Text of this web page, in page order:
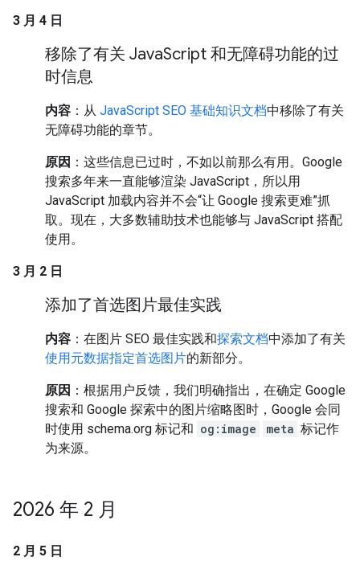
3 月 4 日
移除了有关 JavaScript 和无障碍功能的过
时信息
内容 ：从 JavaScript SEO 基础知识文档中移除了有关
无障碍功能的章节。
原因 ：这些信息已过时，不如以前那么有用。Google
搜索多年来一直能够渲染 JavaScript，所以用
JavaScript 加载内容并不会“让 Google 搜索更难”抓
取。现在，大多数辅助技术也能够与 JavaScript 搭配
使用。
3 月 2 日
添加了首选图片最佳实践
内容 ：在图片 SEO 最佳实践和探索文档中添加了有关
使用元数据指定首选图片的新部分。
原因 ：根据用户反馈，我们明确指出，在确定 Google
搜索和 Google 探索中的图片缩略图时，Google 会同
时使用 schema.org 标记和 og:image meta 标记作
为来源。
2026 年 2 月
2 月 5 日